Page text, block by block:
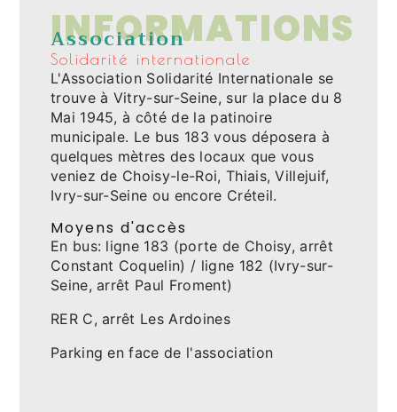
INFORMATIONS
Association
Solidarité internationale
L'Association Solidarité Internationale se
trouve à Vitry-sur-Seine, sur la place du 8
Mai 1945, à côté de la patinoire
municipale. Le bus 183 vous déposera à
quelques mètres des locaux que vous
veniez de Choisy-le-Roi, Thiais, Villejuif,
Ivry-sur-Seine ou encore Créteil.
Moyens d'accès
En bus: ligne 183 (porte de Choisy, arrêt
Constant Coquelin) / ligne 182 (Ivry-sur-
Seine, arrêt Paul Froment)
RER C, arrêt Les Ardoines
Parking en face de l'association